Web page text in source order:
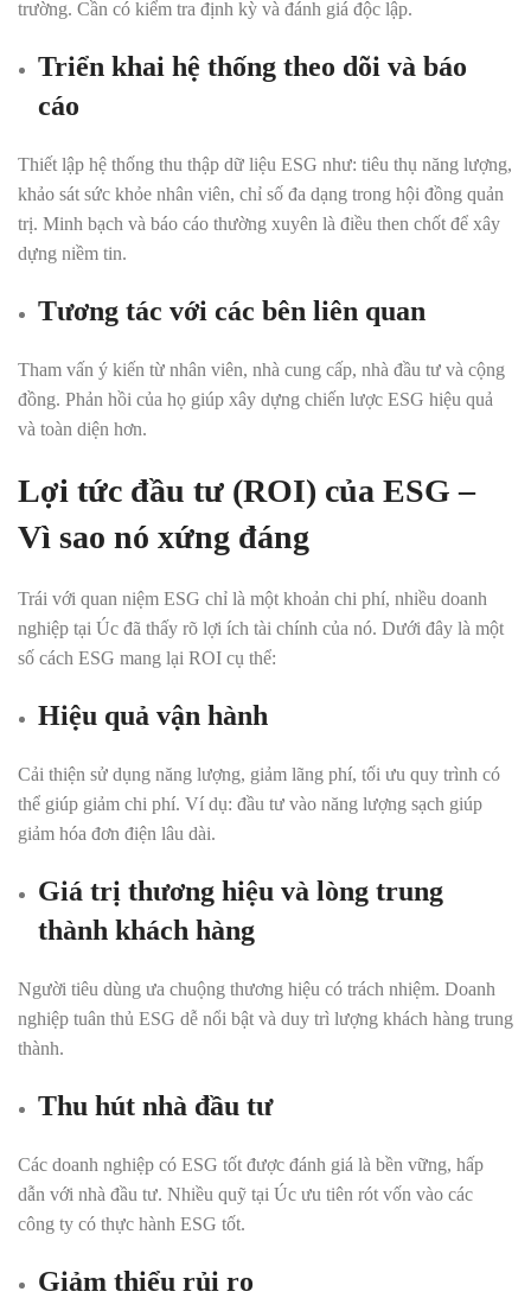
trường. Cần có kiểm tra định kỳ và đánh giá độc lập.
Triển khai hệ thống theo dõi và báo
cáo
Thiết lập hệ thống thu thập dữ liệu ESG như: tiêu thụ năng lượng,
khảo sát sức khỏe nhân viên, chỉ số đa dạng trong hội đồng quản
trị. Minh bạch và báo cáo thường xuyên là điều then chốt để xây
dựng niềm tin.
Tương tác với các bên liên quan
Tham vấn ý kiến từ nhân viên, nhà cung cấp, nhà đầu tư và cộng
đồng. Phản hồi của họ giúp xây dựng chiến lược ESG hiệu quả
và toàn diện hơn.
Lợi tức đầu tư (ROI) của ESG –
Vì sao nó xứng đáng
Trái với quan niệm ESG chỉ là một khoản chi phí, nhiều doanh
nghiệp tại Úc đã thấy rõ lợi ích tài chính của nó. Dưới đây là một
số cách ESG mang lại ROI cụ thể:
Hiệu quả vận hành
Cải thiện sử dụng năng lượng, giảm lãng phí, tối ưu quy trình có
thể giúp giảm chi phí. Ví dụ: đầu tư vào năng lượng sạch giúp
giảm hóa đơn điện lâu dài.
Giá trị thương hiệu và lòng trung
thành khách hàng
Người tiêu dùng ưa chuộng thương hiệu có trách nhiệm. Doanh
nghiệp tuân thủ ESG dễ nổi bật và duy trì lượng khách hàng trung
thành.
Thu hút nhà đầu tư
Các doanh nghiệp có ESG tốt được đánh giá là bền vững, hấp
dẫn với nhà đầu tư. Nhiều quỹ tại Úc ưu tiên rót vốn vào các
công ty có thực hành ESG tốt.
Giảm thiểu rủi ro